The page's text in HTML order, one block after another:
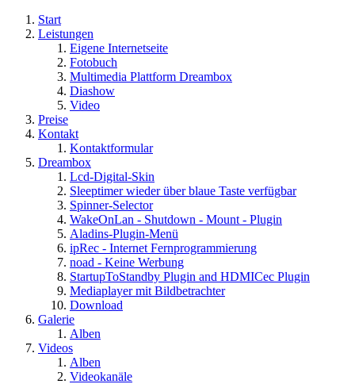
Start
Leistungen
Eigene Internetseite
Fotobuch
Multimedia Plattform Dreambox
Diashow
Video
Preise
Kontakt
Kontaktformular
Dreambox
Lcd-Digital-Skin
Sleeptimer wieder über blaue Taste verfügbar
Spinner-Selector
WakeOnLan - Shutdown - Mount - Plugin
Aladins-Plugin-Menü
ipRec - Internet Fernprogrammierung
noad - Keine Werbung
StartupToStandby Plugin and HDMICec Plugin
Mediaplayer mit Bildbetrachter
Download
Galerie
Alben
Videos
Alben
Videokanäle